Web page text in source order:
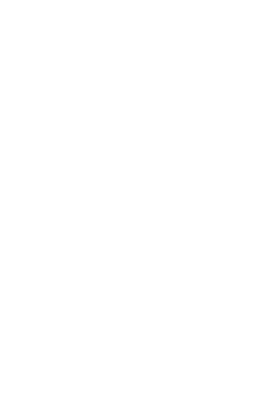
w plenerze. Filtr UV
uniwersalny filtr zarówno w
powłoki
są w bardzo wysokiej
na tłuszcz. Dzięki temu
nową technologię
chemicznego hartowania szkło
zauważalnie ułatwia usuwanie
Filtry HOYA HD mają b.